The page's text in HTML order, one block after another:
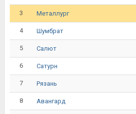
3 Металлург
4 Шумбрат
5 Салют
6 Сатурн
7 Рязань
8 Авангард